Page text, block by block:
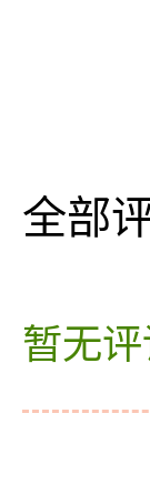
全部
暂无评